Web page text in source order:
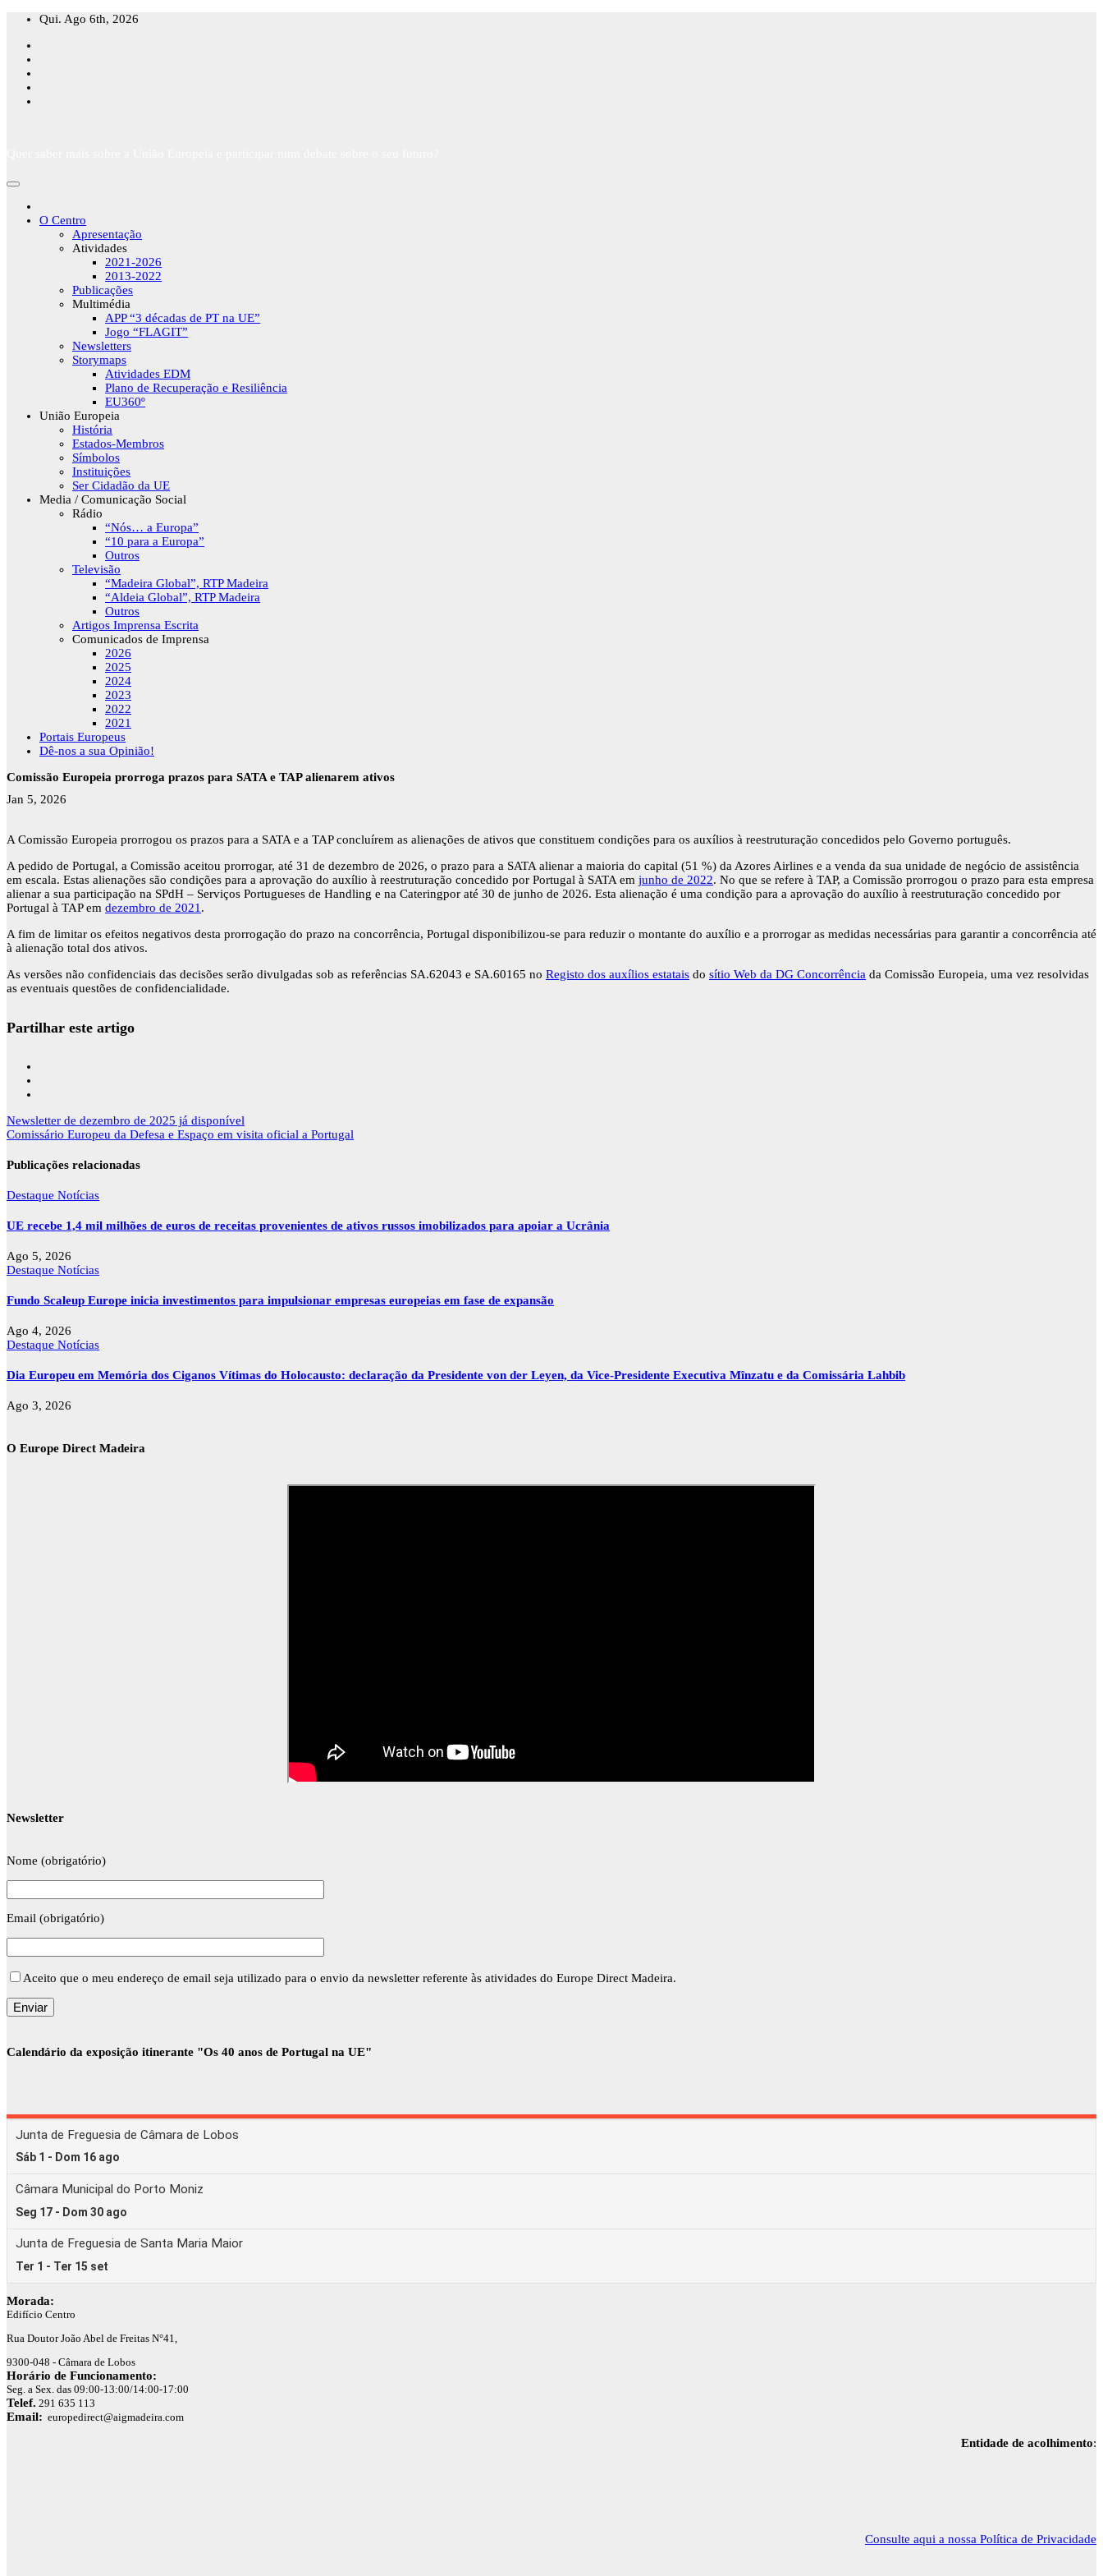
Skip
content
Qui. Ago 6th, 2026
O Centro
Apresentação
Atividades
2021-2026
2013-2022
Publicações
Multimédia
APP “3 décadas de PT na UE”
Jogo “FLAGIT”
Newsletters
Storymaps
Atividades EDM
Plano de Recuperação e Resiliência
EU360º
União Europeia
História
Estados-Membros
Símbolos
Instituições
Ser Cidadão da UE
Media / Comunicação Social
Rádio
“Nós… a Europa”
“10 para a Europa”
Outros
Televisão
“Madeira Global”, RTP Madeira
“Aldeia Global”, RTP Madeira
Outros
Artigos Imprensa Escrita
Comunicados de Imprensa
2026
2025
2024
2023
2022
2021
Portais Europeus
Dê-nos a sua Opinião!
Comissão Europeia prorroga prazos para SATA e TAP alienarem ativos
Jan 5, 2026
A Comissão Europeia prorrogou os prazos para a SATA e a TAP concluírem as alienações de ativos que constituem condições para os auxílios à reestruturação concedidos pelo Governo português.
A pedido de Portugal, a Comissão aceitou prorrogar, até 31 de dezembro de 2026, o prazo para a SATA alienar a maioria do capital (51 %) da Azores Airlines e a venda da sua unidade de negócio de assistência
em escala. Estas alienações são condições para a aprovação do auxílio à reestruturação concedido por Portugal à SATA em junho de 2022. No que se refere à TAP, a Comissão prorrogou o prazo para esta empresa
alienar a sua participação na SPdH – Serviços Portugueses de Handling e na Cateringpor até 30 de junho de 2026. Esta alienação é uma condição para a aprovação do auxílio à reestruturação concedido por
Portugal à TAP em dezembro de 2021 .
A fim de limitar os efeitos negativos desta prorrogação do prazo na concorrência, Portugal disponibilizou-se para reduzir o montante do auxílio e a prorrogar as medidas necessárias para garantir a concorrência até
à alienação total dos ativos.
As versões não confidenciais das decisões serão divulgadas sob as referências SA.62043 e SA.60165 no Registo dos auxílios estatais do sítio Web da DG Concorrência da Comissão Europeia, uma vez resolvidas
as eventuais questões de confidencialidade.
Partilhar este artigo
Navegação
de
Newsletter de dezembro de 2025 já disponível
Comissário Europeu da Defesa e Espaço em visita oficial a Portugal
Publicações relacionadas
Destaque Notícias
UE recebe 1,4 mil milhões de euros de receitas provenientes de ativos russos imobilizados para apoiar a Ucrânia
Ago 5, 2026
Destaque Notícias
Fundo Scaleup Europe inicia investimentos para impulsionar empresas europeias em fase de expansão
Ago 4, 2026
Destaque Notícias
Dia Europeu em Memória dos Ciganos Vítimas do Holocausto: declaração da Presidente von der Leyen, da Vice-Presidente Executiva Mînzatu e da Comissária Lahbib
Ago 3, 2026
O Europe Direct Madeira
Newsletter
Nome (obrigatório)
Email (obrigatório)
Aceito que o meu endereço de email seja utilizado para o envio da newsletter referente às atividades do Europe Direct Madeira.
Calendário da exposição itinerante "Os 40 anos de Portugal na UE"
Morada:
Edifício Centro
Rua Doutor João Abel de Freitas N°41,
9300-048 - Câmara de Lobos
Horário de Funcionamento:
Seg. a Sex. das 09:00-13:00/14:00-17:00
Telef. 291 635 113
Email: europedirect@aigmadeira.com
Entidade de acolhimento:
Consulte aqui a nossa Política de Privacidade